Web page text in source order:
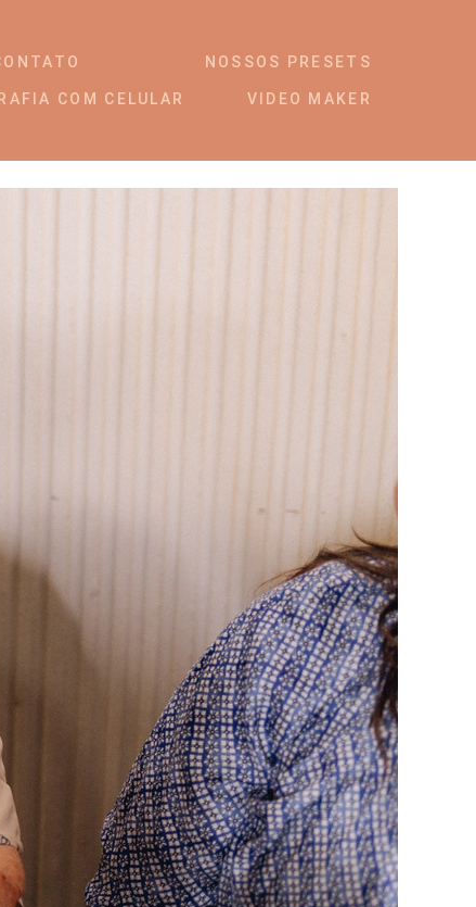
NOSSOS PRESETS
COM CELULAR VIDEO MAKER